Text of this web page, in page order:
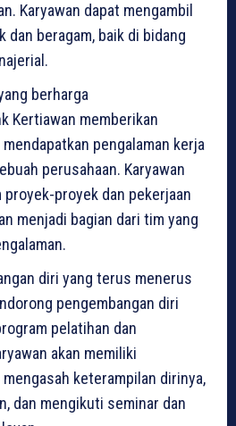
Karyawan dapat mengambil
dan beragam, baik di bidang
berharga
Kertiawan memberikan
pengalaman kerja
perusahaan. Karyawan
proyek-proyek dan pekerjaan
menjadi bagian dari tim yang
diri yang terus menerus
pengembangan diri
pelatihan dan
akan memiliki
keterampilan dirinya,
dan mengikuti seminar dan